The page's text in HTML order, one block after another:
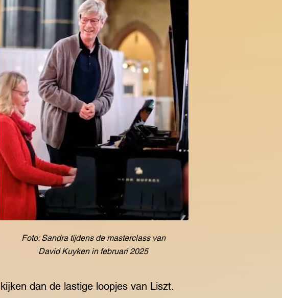
Foto: Sandra tijdens de masterclass van
David Kuyken in februari 2025
dan de lastige loopjes van Liszt.